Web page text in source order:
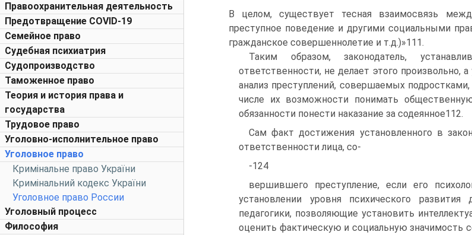
Правоохранительная деятельность
Предотвращение COVID-19
Семейное право
Судебная психиатрия
Судопроизводство
Таможенное право
Теория и история права и
государства
Трудовое право
Уголовно-исполнительное право
Уголовное право
Кримінальне право України
Кримінальний кодекс України
Уголовное право России
Уголовный процесс
Философия
В целом, существует тесная взаимосвязь
преступное поведение и другими социальными
гражданское совершеннолетие и т.д.)»111.
Таким образом, законодатель,
ответственности, не делает этого произвольно,
анализ преступлений, совершаемых
числе их возможности понимать
обязанности понести наказание за содеянное112.
Сам факт достижения установленного в
ответственности лица, со-
-124
вершившего преступление, если его
установлении уровня психического
педагогики, позволяющие установить
оценить фактическую и социальную значимость